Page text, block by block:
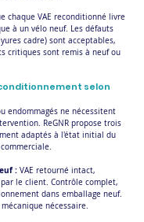
chaque VAE reconditionné livre
à un vélo neuf. Les défauts
cadre) sont acceptables,
critiques sont remis à neuf ou
selon
endommagés ne nécessitent
ReGNR propose trois
adaptés à l'état initial du
: VAE retourné intact,
le client. Contrôle complet,
dans emballage neuf.
nécessaire.